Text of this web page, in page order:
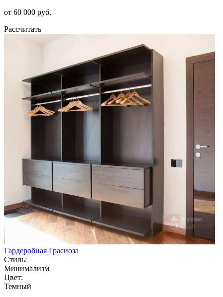
от 60 000 руб.
Рассчитать
Гардеробная Грасиоза
Стиль:
Минимализм
Цвет:
Темный